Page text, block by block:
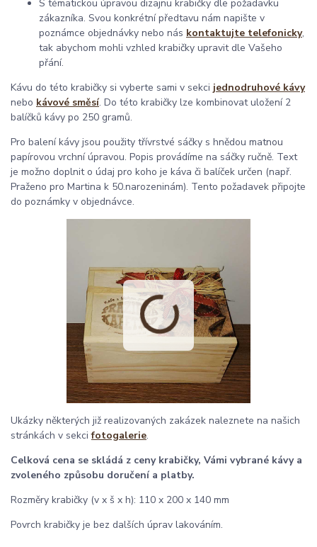
S tématickou úpravou dizajnu krabičky dle požadavku
zákazníka. Svou konkrétní předtavu nám napište v
poznámce objednávky nebo nás kontaktujte telefonicky,
tak abychom mohli vzhled krabičky upravit dle Vašeho
přání.
Kávu do této krabičky si vyberte sami v sekci jednodruhové kávy
nebo kávové směsí. Do této krabičky lze kombinovat uložení 2
balíčků kávy po 250 gramů.
Pro balení kávy jsou použity třívrstvé sáčky s hnědou matnou
papírovou vrchní úpravou. Popis provádíme na sáčky ručně. Text
je možno doplnit o údaj pro koho je káva či balíček určen (např.
Praženo pro Martina k 50.narozeninám). Tento požadavek připojte
do poznámky v objednávce.
Ukázky některých již realizovaných zakázek naleznete na našich
stránkách v sekcifotogalerie.
Celková cena se skládá z ceny krabičky, Vámi vybrané kávy a
zvoleného způsobu doručení a platby.
Rozměry krabičky (v x š x h): 110 x 200 x 140 mm
Povrch krabičky je bez dalších úprav lakováním.